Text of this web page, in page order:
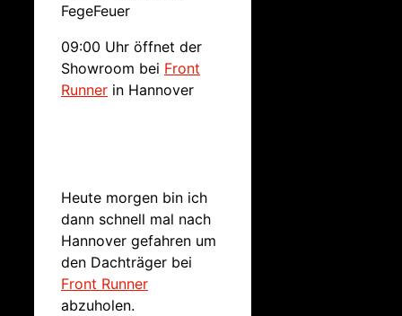
FegeFeuer
09:00 Uhr öffnet der
Showroom bei Front
Runner in Hannover
Heute morgen bin ich
dann schnell mal nach
Hannover gefahren um
den Dachträger bei
Front Runner
abzuholen.